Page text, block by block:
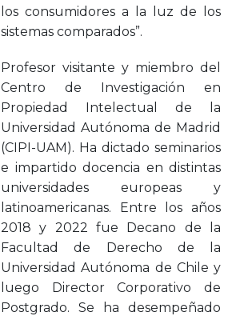
los consumidores a la luz de los
sistemas comparados”.
Profesor visitante y miembro del
Centro de Investigación en
Propiedad Intelectual de la
Universidad Autónoma de Madrid
(CIPI-UAM). Ha dictado seminarios
e impartido docencia en distintas
universidades europeas y
latinoamericanas. Entre los años
2018 y 2022 fue Decano de la
Facultad de Derecho de la
Universidad Autónoma de Chile y
luego Director Corporativo de
Postgrado. Se ha desempeñado